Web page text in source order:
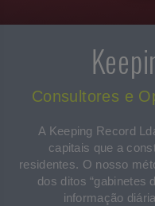
Consultores e
A Keeping Record
capitais que a
residentes. O nosso
dos ditos “gabinetes
informação